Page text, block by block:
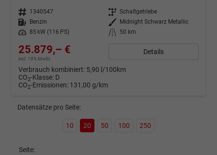
Fahrzeugnr. 1340547 Getriebe Schaltgetriebe
Kraftstoff
Benzin Außenfarbe
Midnight Schwarz Metallic
Leistung
85 kW (116 PS) Kilometerstand 50 km
25.879,– €
incl. 19% MwSt.
Details
Verbrauch kombiniert: 5,90 l/100km
CO2-Klasse: D
CO2-Emissionen: 131,00 g/km
Datensätze pro Seite:
10 20 50 100 250
Seite: